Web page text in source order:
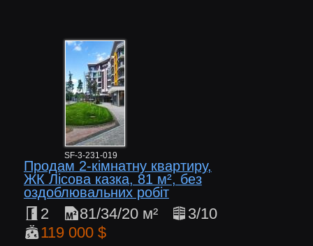
SF-3-231-019
Продам 2-кімнатну квартиру,
ЖК Лісова казка, 81 м², без
оздоблювальних робіт
2 81/34/20 м²
3/10
119 000 $